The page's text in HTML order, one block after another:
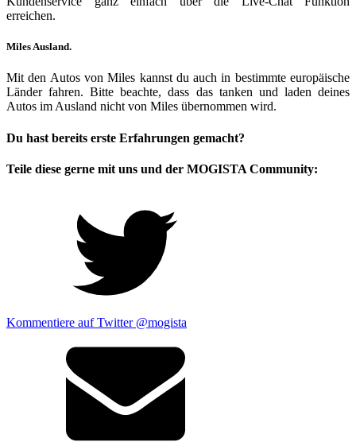
erreichen.
Miles Ausland.
Mit den Autos von Miles kannst du auch in bestimmte europäische
Länder fahren. Bitte beachte, dass das tanken und laden deines
Autos im Ausland nicht von Miles übernommen wird.
Du hast bereits erste Erfahrungen gemacht?
Teile diese gerne mit uns und der MOGISTA Community:
Kommentiere auf Twitter @mogista